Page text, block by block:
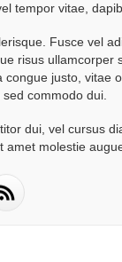
tempor vitae,
Fusce vel
risus ullamcorper
justo, vitae
commodo dui.
dui, vel cursus
molestie